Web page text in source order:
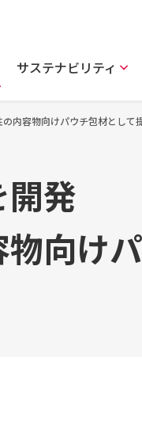
サステナビリティ
内容物向けパウチ包材として
発
向け